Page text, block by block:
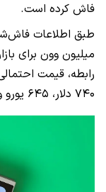
فاش کرده است.
میلیون وون برای
رابطه، قیمت
۷۴۰ دلار، ۶۴۵ یورو و ۵۴۵ پوند خواهد بود.